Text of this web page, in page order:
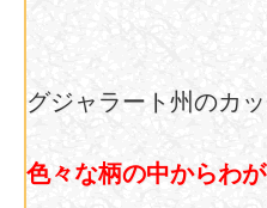
グジャラート州のカ
色々な柄の中からわ